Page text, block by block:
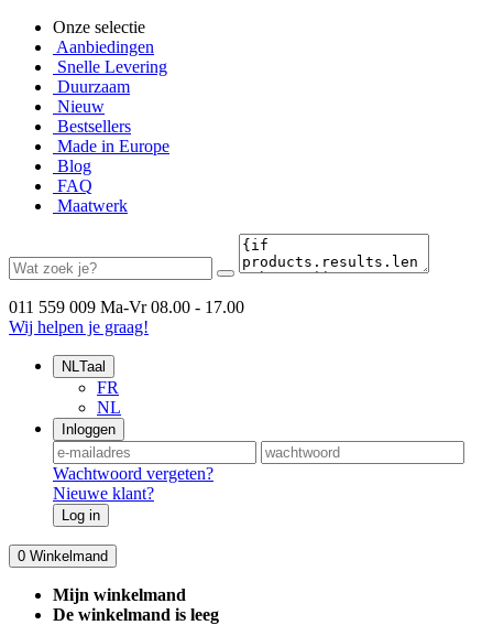
Onze selectie
Aanbiedingen
Snelle Levering
Duurzaam
Nieuw
Bestsellers
Made in Europe
Blog
FAQ
Maatwerk
011 559 009 Ma-Vr 08.00 - 17.00
Wij helpen je graag!
NLTaal
FR
NL
Inloggen
Wachtwoord vergeten?
Nieuwe klant?
Log in
0 Winkelmand
Mijn winkelmand
De winkelmand is leeg